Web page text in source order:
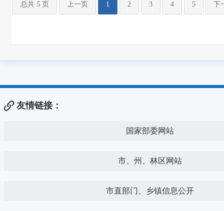
总共 5 页 上一页 1 2 3 4 5 下
友情链接：
国家部委网站
市、州、林区网站
市直部门、乡镇信息公开